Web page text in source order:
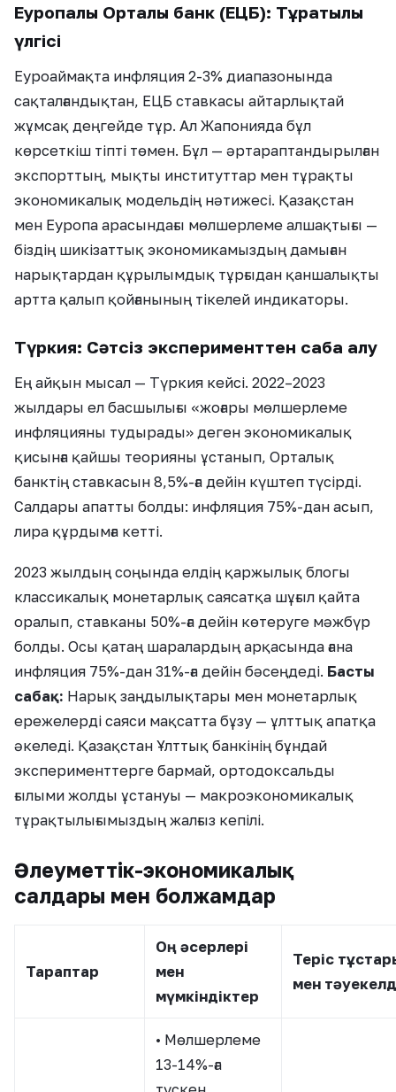
Еуропалық Орталық банк (ЕЦБ): Тұрақтылық
үлгісі
Еуроаймақта инфляция 2-3% диапазонында
сақталғандықтан, ЕЦБ ставкасы айтарлықтай
жұмсақ деңгейде тұр. Ал Жапонияда бұл
көрсеткіш тіпті төмен. Бұл — әртараптандырылған
экспорттың, мықты институттар мен тұрақты
экономикалық модельдің нәтижесі. Қазақстан
мен Еуропа арасындағы мөлшерлеме алшақтығы —
біздің шикізаттық экономикамыздың дамыған
нарықтардан құрылымдық тұрғыдан қаншалықты
артта қалып қойғанының тікелей индикаторы.
Түркия: Сәтсіз эксперименттен сабақ алу
Ең айқын мысал — Түркия кейсі. 2022–2023
жылдары ел басшылығы «жоғары мөлшерлеме
инфляцияны тудырады» деген экономикалық
қисынға қайшы теорияны ұстанып, Орталық
банктің ставкасын 8,5%-ға дейін күштеп түсірді.
Салдары апатты болды: инфляция 75%-дан асып,
лира құрдымға кетті.
2023 жылдың соңында елдің қаржылық блогы
классикалық монетарлық саясатқа шұғыл қайта
оралып, ставканы 50%-ға дейін көтеруге мәжбүр
болды. Осы қатаң шаралардың арқасында ғана
инфляция 75%-дан 31%-ға дейін бәсеңдеді. Басты
сабақ: Нарық заңдылықтары мен монетарлық
ережелерді саяси мақсатта бұзу — ұлттық апатқа
әкеледі. Қазақстан Ұлттық банкінің бұндай
эксперименттерге бармай, ортодоксальды
ғылыми жолды ұстануы — макроэкономикалық
тұрақтылығымыздың жалғыз кепілі.
Әлеуметтік-экономикалық
салдары мен болжамдар
Тараптар
Оң әсерлері
мен
мүмкіндіктер
Теріс
мен
• Мөлшерлеме
13-14%-ға